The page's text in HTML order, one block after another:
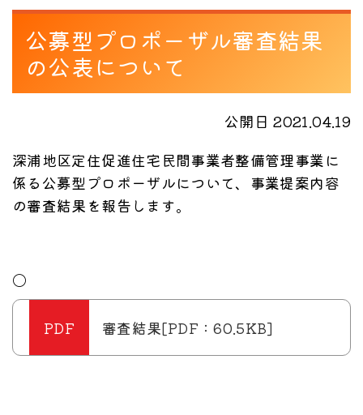
公募型プロポーザル審査結果
の公表について
公開日 2021.04.19
深浦地区定住促進住宅民間事業者整備管理事業に
係る公募型プロポーザルについて、事業提案内容
の審査結果を報告します。
〇
審査結果[PDF：60.5KB]